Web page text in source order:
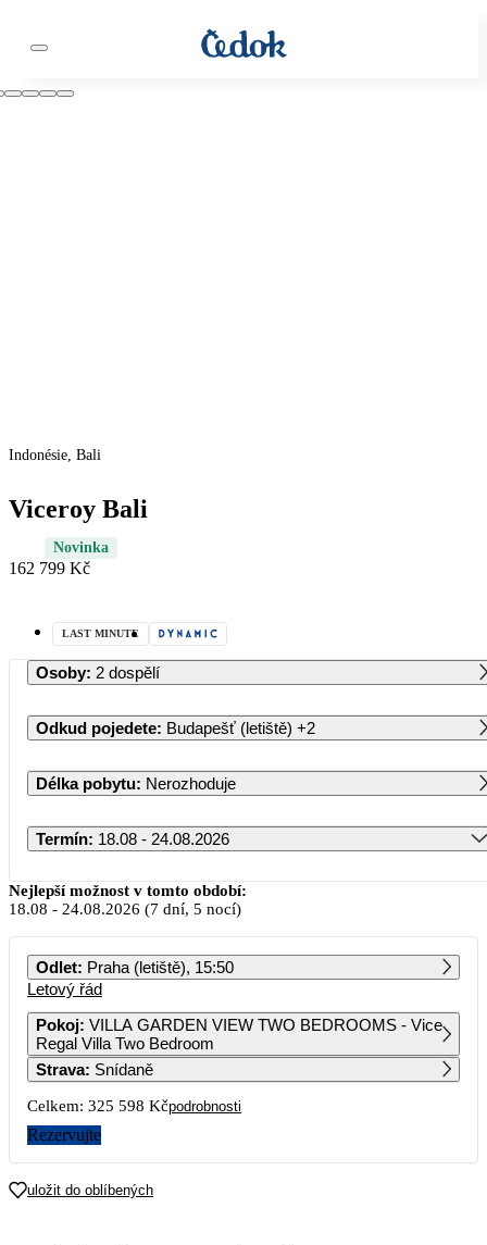
Indonésie, Bali
Viceroy Bali
Novinka
162 799 Kč
LAST MINUTE
Osoby: 2 dospělí
Odkud pojedete: Budapešť (letiště) +2
Délka pobytu: Nerozhoduje
Termín: 18.08 - 24.08.2026
Srpen 2026
PO ÚT ST ČT PÁ SO NE
3 4 5 6 7 8 9
10 11 12
17
184 239
18
162 799
19 20 21 22 23
Nejlepší možnost v tomto období:
18.08 - 24.08.2026 (7 dní, 5 nocí)
Odlet: Praha (letiště), 15:50
Letový řád
Pokoj: VILLA GARDEN VIEW TWO BEDROOMS - Vice
Regal Villa Two Bedroom
Strava: Snídaně
Celkem: 325 598 Kčpodrobnosti
Rezervujte
uložit do oblíbených